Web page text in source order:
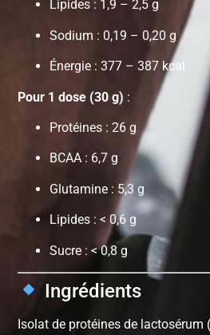
Lipides : 1,9 – 2,5 g
Sodium : 0,19 – 0,20 g
Énergie : 377 – 387 kcal
Pour 1 dose (30 g) :
Protéines : 26 g
BCAA : 6,7 g
Glutamine : 5,3 g
Lipides : < 0,6 g
Sucre : < 0,8 g
Ingrédients
Isolat de protéines de lactosérum